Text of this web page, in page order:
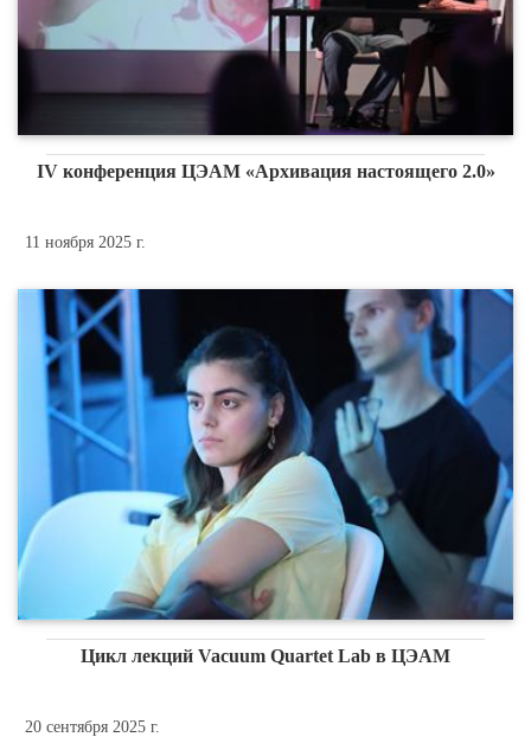
IV конференция ЦЭАМ «Архивация настоящего 2.0»
11 ноября 2025 г.
Цикл лекций Vacuum Quartet Lab в ЦЭАМ
20 сентября 2025 г.